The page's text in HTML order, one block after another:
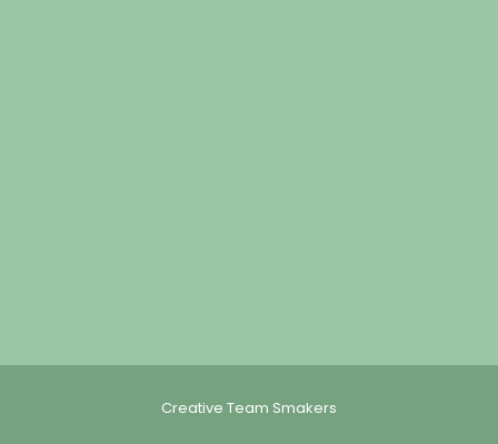
Creative Team Smakers